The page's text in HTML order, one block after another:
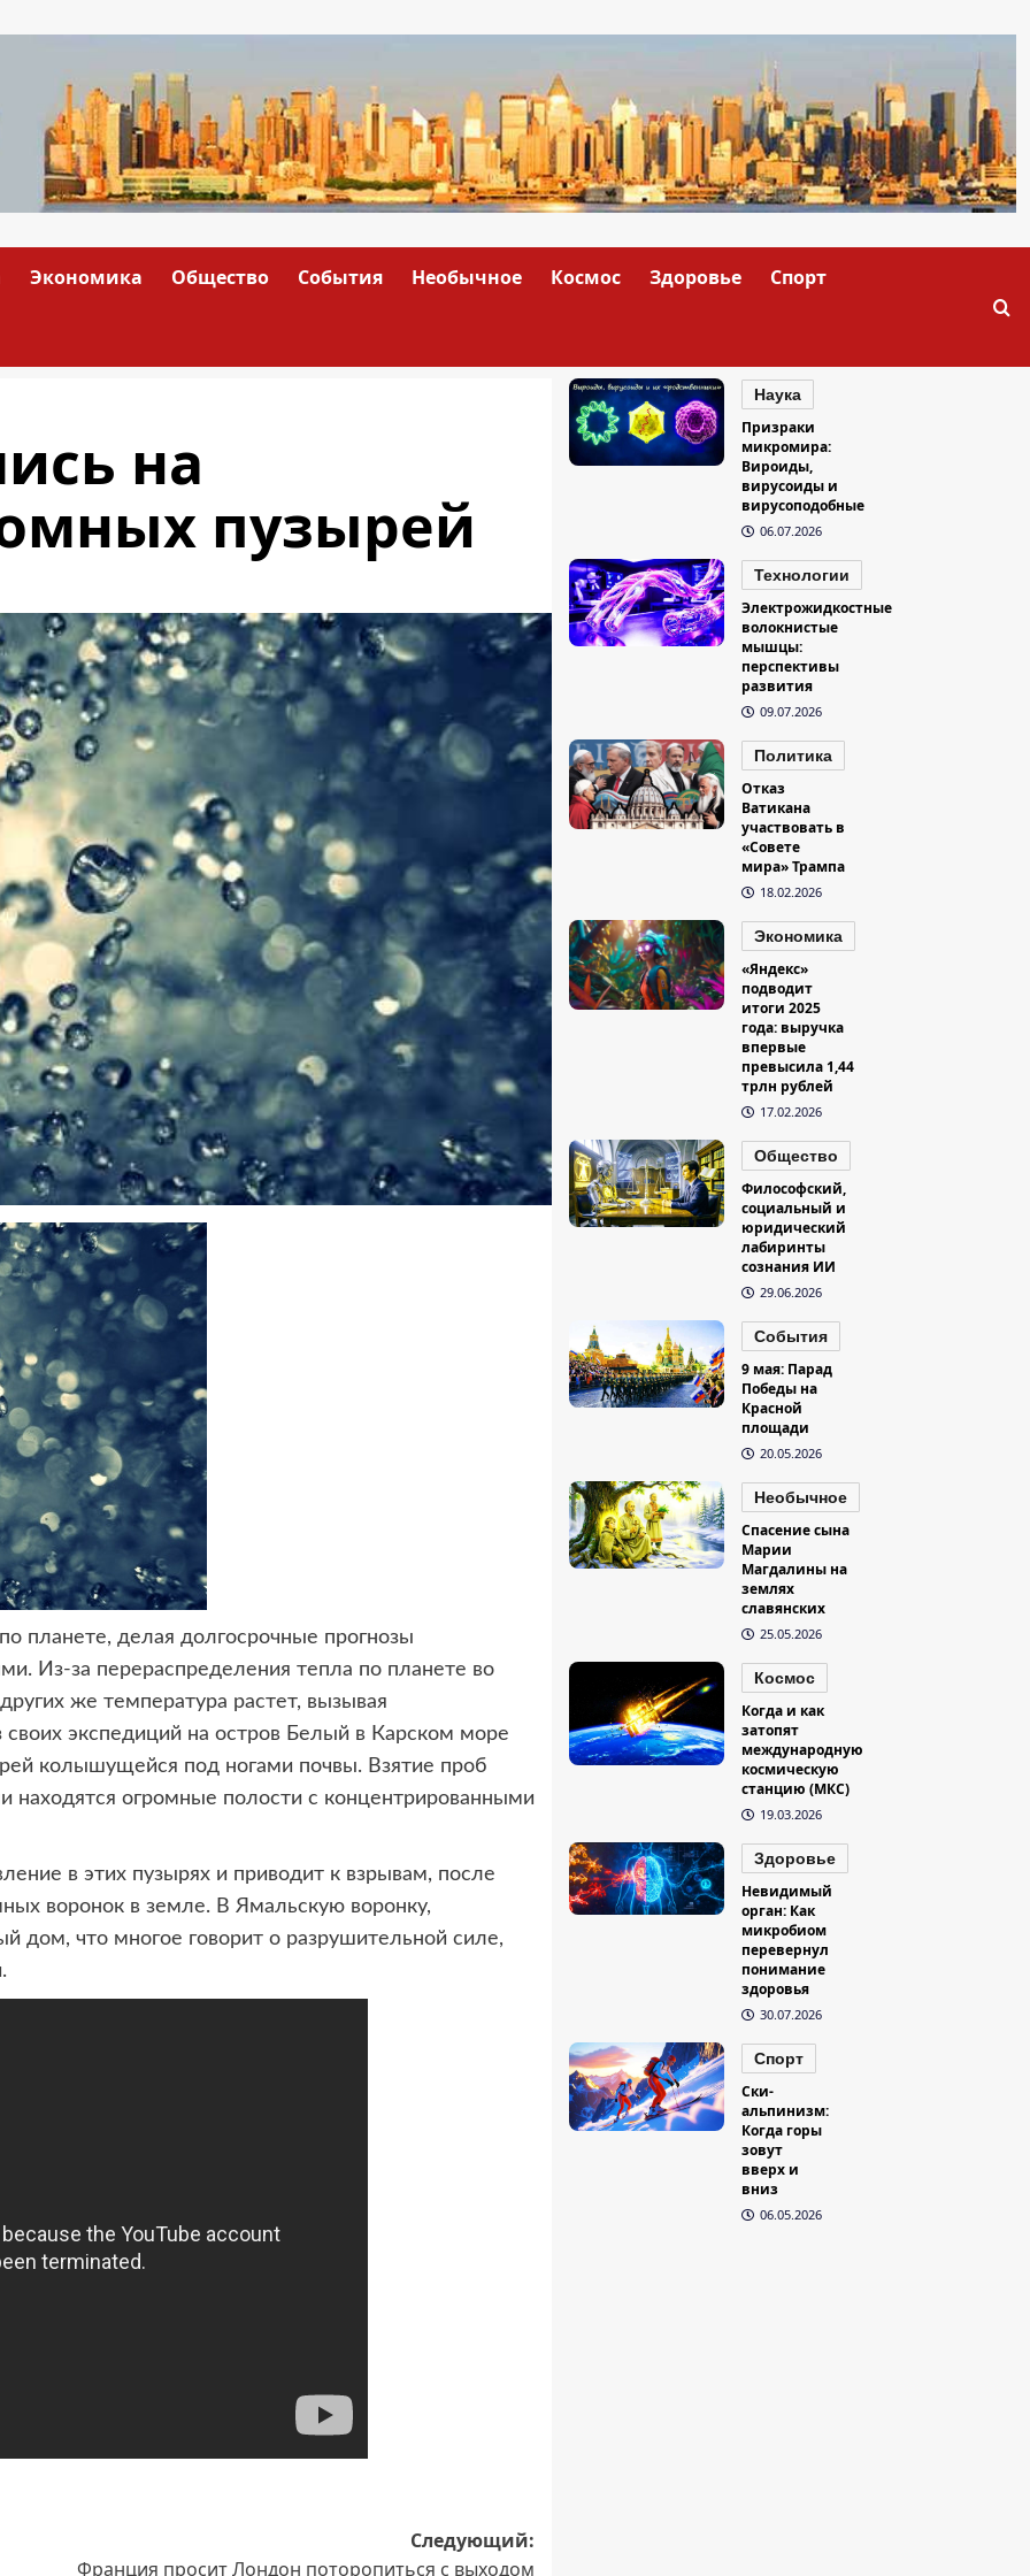
Экономика Общество События Необычное Космос Здоровье Спорт
на
пузырей
планете, делая долгосрочные прогнозы
Из-за перераспределения тепла по планете во
же температура растет, вызывая
экспедиций на остров Белый в Карском море
колышущейся под ногами почвы. Взятие проб
находятся огромные полости с концентрированными
в этих пузырях и приводит к взрывам, после
воронок в земле. В Ямальскую воронку,
дом, что многое говорит о разрушительной силе,
Следующий:
Франция просит Лондон поторопиться с выходом
Наука
Призраки
микромира:
Вироиды,
вирусоиды и
вирусоподобные
06.07.2026
Технологии
Электрожидкостные
волокнистые
мышцы:
перспективы
развития
09.07.2026
Политика
Отказ
Ватикана
участвовать в
«Совете
мира» Трампа
18.02.2026
Экономика
«Яндекс»
подводит
итоги 2025
года: выручка
впервые
превысила 1,44
трлн рублей
17.02.2026
Общество
Философский,
социальный и
юридический
лабиринты
сознания ИИ
29.06.2026
События
9 мая: Парад
Победы на
Красной
площади
20.05.2026
Необычное
Спасение сына
Марии
Магдалины на
землях
славянских
25.05.2026
Космос
Когда и как
затопят
международную
космическую
станцию (МКС)
19.03.2026
Здоровье
Невидимый
орган: Как
микробиом
перевернул
понимание
здоровья
30.07.2026
Спорт
Ски-
альпинизм:
Когда горы
зовут
вверх и
вниз
06.05.2026